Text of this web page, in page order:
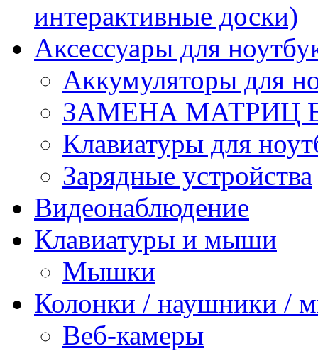
интерактивные доски)
Аксессуары для
Аккумуляторы для
ЗАМЕНА МАТРИЦ
Клавиатуры для
Зарядные устройства
Видеонаблюдение
Клавиатуры и мыши
Мышки
Колонки / наушники /
Веб-камеры